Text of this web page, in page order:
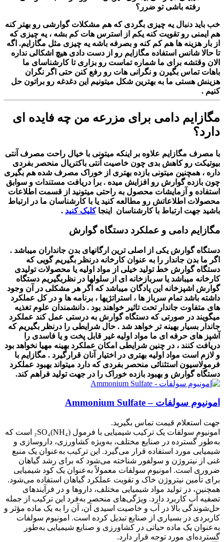
رفته باشی تو ضرر؟
خب باید دنبال یه چیزی بگردی که هم مشکلات گوارشی رو بهتر کنه
هم ایمنی رو تقویت کنه یکم از استرس هات کم بشه ، یه چیزی که
از بار هزینه ها هم کم کنه و بصرفه باشه یه چیزی مثل مگازایم. اگه
تا حالا شانس استفاده مگازایم رو از دست دادی هیچ اشکالی نداره
الان وقتشه برای ما شماره تماست رو بزاری تا کارشناسای ما
باهات تماس بگیرن و نگرانی هات رو رفع کنن حتی اگر نگران
هزینش هستی ما به بهترین شکل میتونیم این دغدغه رو براتون حل
کنیم .
مگازایم دامی برای مزرعه من چه فایده ای
دارد؟
با مصرف مگازایم علاوه بر اینکه میتونی با خیال راحت مصرف آنتی
بیوتیکت رو کاهش بدی چون خاصیت آنتی باکتریال منحصر بفردی
داره ، همچنین میتونی بازده بهتری از خوراک مصرف شده هم بگیری
چون بازده گوارش رو افزایش میده . برا دریافت مستندات و سوابق
استفاده و آزمایشات محصول به راحتی میتونید از قسمت اطلاعات
محصولات اطلاعاتش رو مطالعه کنید یا با کارشناسان ما در ارتباط
باشید جهت ارتباط با کارشناسان اینجاکلیک کنید .
مگازایم دامی و عملکرد دستگاه گوارش
دستگاه گوارش یکی از اصلی ترین ارگانهای بدن جانداران میباشد .
اگر ما بدن جاندار را به عنوان کارخانه درنظر بگیریم گویی که
دستگاه گوارش خط تولید خیلی از مواد اولیه یا محصولات تولیدی
کارخانه میباشد یا سربازخانه ای از سلولها در نظربگیریم دستگاه
گوارش اشپزخانه این پادگان میباشد که اگر هر مشکلی در آن وجود
داشته باشد تمام سرباز ها ، استراتژیها ، برنامه ها و در کل عملکرد
های متفاوت جاندار تحت تاثیر خواهند بود . دانشمندان علوم تغذیه
میگویند در صورتی که دستگاه گوارش به درستی عمل کند عملکرد
جاندار بسیار بهینه تر خواهد شد . حال شرایطی را درنظر بگیریم که
آشپز های حرفه ای ما مواد اولیه غیر قابل پخت و یا فاسدی را
دریافت کنند ، در چنین شرایطی امکان عملکرد بهینه مهیا نخواهد بود
و لازم است مواد اولیه بهتری در اختیار آنان قرارگیرد . مگازایم با
فرمولاسیون استثنائی منحصر بفردی که دارد میتواند بهبود عملکرد
دستگاه گوارش و بهبود بازده خوراک را در جهت تولید فراهم کند.
امونیوم سولفات – Ammonium Sulfate
جهت استعلام قیمت تماس بگیرید.
امونیوم سولفات یک ترکیب شیمیایی با فرمول (NH₄)₂SO₄ است که
به‌طور گسترده در صنایع مختلف، به‌ویژه کشاورزی، داروسازی و
شیمیایی مورد استفاده قرار می‌گیرد. این ترکیب به‌عنوان یک منبع
غنی از نیتروژن و سولفور شناخته می‌شود که برای رشد گیاهان
ضروری است. امونیوم سولفات معمولاً به‌عنوان یک کود شیمیایی
برای تأمین نیتروژن خاک و تقویت عملکرد گیاهان استفاده می‌شود.
همچنین، در تولید مواد شیمیایی مختلف، داروها و در فرآیندهای
تصفیه آب کاربرد دارد. ویژگی‌های منحصر به‌فرد این ترکیب از جمله
حل‌شوندگی بالا در آب و خاصیت اسیدی آن، آن را به یک ماده مؤثر و
کاربردی در بسیاری از صنایع تبدیل کرده است. امونیوم سولفات
به‌عنوان یک ماده حیاتی در کشاورزی و صنایع شیمیایی به‌طور
گسترده‌ای مورد توجه قرار دارد.